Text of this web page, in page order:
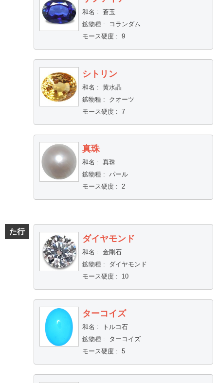
和名 : 蒼玉
鉱物種:
コランダム
モース硬度: 9
シトリン
和名 : 黄水晶
鉱物種:
クオーツ
モース硬度: 7
真珠
和名 : 真珠
鉱物種: パール
モース硬度: 2
た行
ダイヤモンド
和名 : 金剛石
鉱物種:
ダイヤモンド
モース硬度: 10
ターコイズ
和名 :
トルコ石
鉱物種:
ターコイズ
モース硬度: 5